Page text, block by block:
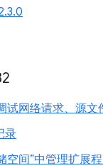
试网络请求、源文
录
空间”中管理扩展